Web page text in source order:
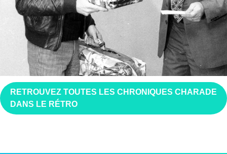
RETROUVEZ TOUTES LES CHRONIQUES CHARADE
DANS LE RÉTRO